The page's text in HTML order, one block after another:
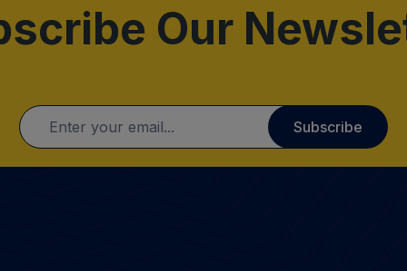
Our
Subscribe